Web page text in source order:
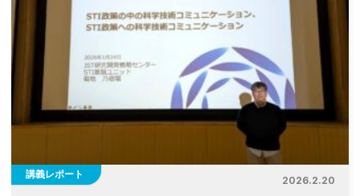
講義レポート
2026.2.20